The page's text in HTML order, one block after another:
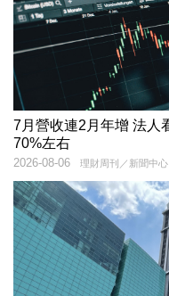
7月營收連2月年增 法人看好順達明年EPS年增率可望達
70%左右
理財周刊／新聞中心
2026-08-06